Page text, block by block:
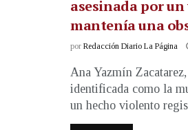
asesinada por un
mantenía una
por Redacción Diario La Página
Ana Yazmín
identificada como la
un hecho violento